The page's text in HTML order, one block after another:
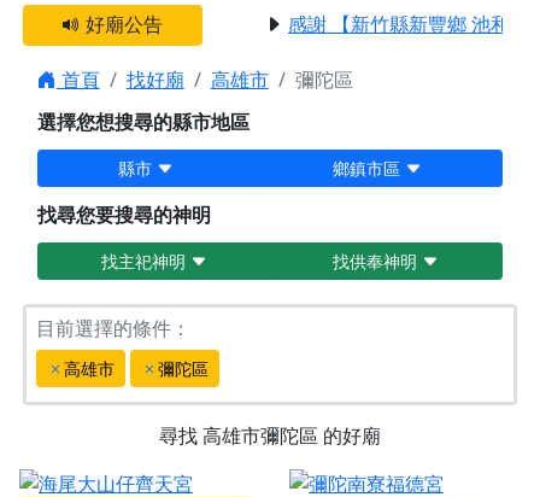
好廟公告 感謝 【新竹縣新豐鄉 池和宮
首頁 找好廟 高雄市
彌陀區
選擇您想搜尋的縣市地區
縣市 鄉鎮市區
找尋您要搜尋的神明
找主祀神明 找供奉神明
目前選擇的條件：
高雄市 彌陀區
尋找高雄市彌陀區 的好廟